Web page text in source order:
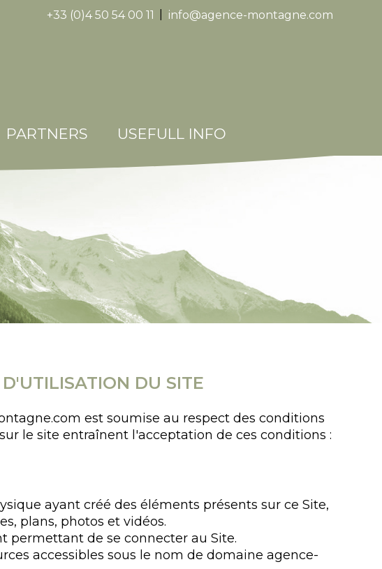
+33 (0)4 50 54 00 11 info@agence-montagne.com
PARTNERS USEFULL INFO
DU SITE
est soumise au respect des conditions
le site entraînent l'acceptation de ces conditions :
ayant créé des éléments présents sur ce Site,
plans, photos et vidéos.
permettant de se connecter au Site.
accessibles sous le nom de domaine agence-